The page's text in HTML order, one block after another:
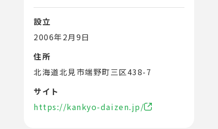
設立
2006年2月9日
住所
北海道北見市端野町三区438-7
サイト
https://kankyo-daizen.jp/